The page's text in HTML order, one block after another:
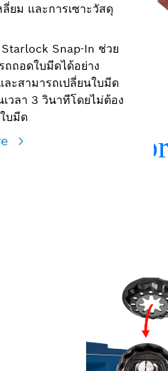
ลี่ยม และการเซาะวัสดุ
Snap-In ช่วย
ถถอดใบมีดได้อย่าง
ละสามารถเปลี่ยนใบมีด
เวลา 3 วินาทีโดยไม่ต้อง
บมีด